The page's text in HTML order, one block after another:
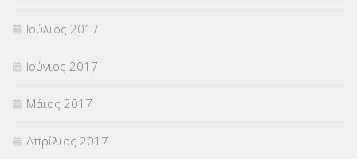
Ιούλιος 2017
Ιούνιος 2017
Μάιος 2017
Απρίλιος 2017